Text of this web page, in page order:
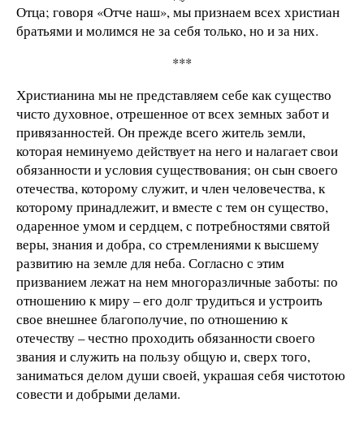
Отца; говоря «Отче наш», мы признаем всех христиан
братьями и молимся не за себя только, но и за них.
***
Христианина мы не представляем себе как существо
чисто духовное, отрешенное от всех земных забот и
привязанностей. Он прежде всего житель земли,
которая неминуемо действует на него и налагает свои
обязанности и условия существования; он сын своего
отечества, которому служит, и член человечества, к
которому принадлежит, и вместе с тем он существо,
одаренное умом и сердцем, с потребностями святой
веры, знания и добра, со стремлениями к высшему
развитию на земле для неба. Согласно с этим
призванием лежат на нем многоразличные заботы: по
отношению к миру – его долг трудиться и устроить
свое внешнее благополучие, по отношению к
отечеству – честно проходить обязанности своего
звания и служить на пользу общую и, сверх того,
заниматься делом души своей, украшая себя чистотою
совести и добрыми делами.